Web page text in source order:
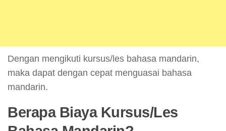
Dengan mengikuti kursus/les bahasa mandarin,
maka dapat dengan cepat menguasai bahasa
mandarin.
Berapa Biaya Kursus/Les